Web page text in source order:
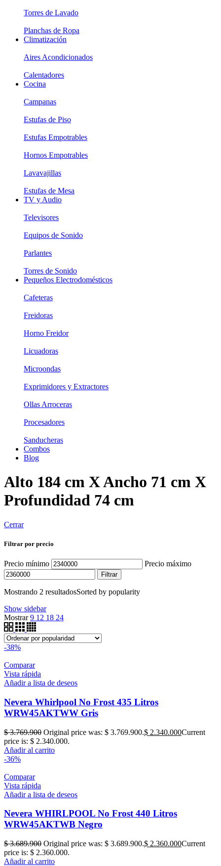
Torres de Lavado
Planchas de Ropa
Climatización
Aires Acondicionados
Calentadores
Cocina
Campanas
Estufas de Piso
Estufas Empotrables
Hornos Empotrables
Lavavajillas
Estufas de Mesa
TV y Audio
Televisores
Equipos de Sonido
Parlantes
Torres de Sonido
Pequeños Electrodomésticos
Cafeteras
Freidoras
Horno Freidor
Licuadoras
Microondas
Exprimidores y Extractores
Ollas Arroceras
Procesadores
Sanducheras
Combos
Blog
Alto 184 cm X Ancho 71 cm X
Profundidad 74 cm
Cerrar
Filtrar por precio
Precio mínimo Precio máximo
Filtrar
Mostrando 2 resultadosSorted by popularity
Show sidebar
Mostrar9 12 18 24
-38%
Comparar
Vista rápida
Añadir a lista de deseos
Nevera Whirlpool No Frost 435 Litros
WRW45AKTWW Gris
$3.769.900 Original price was: $ 3.769.900.$ 2.340.000Current
price is: $ 2.340.000.
Añadir al carrito
-36%
Comparar
Vista rápida
Añadir a lista de deseos
Nevera WHIRLPOOL No Frost 440 Litros
WRW45AKTWB Negro
$3.689.900 Original price was: $ 3.689.900.$ 2.360.000Current
price is: $ 2.360.000.
Añadir al carrito